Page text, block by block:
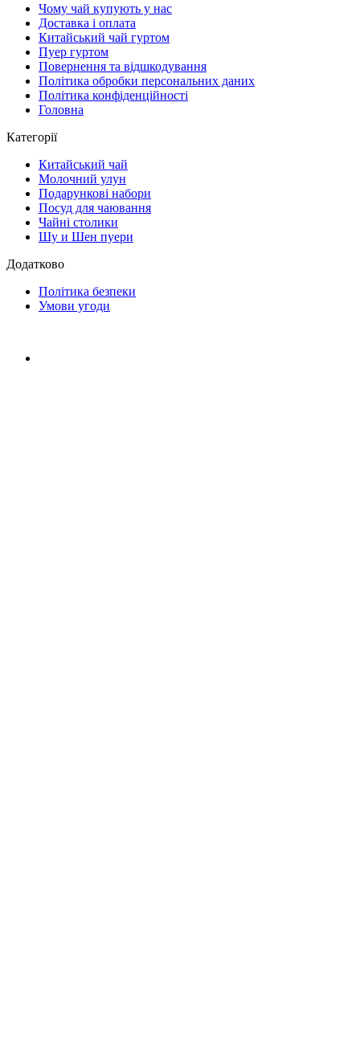
Чому чай купують у нас
Доставка і оплата
Китайський чай гуртом
Пуер гуртом
Повернення та відшкодування
Політика обробки персональних даних
Політика конфіденційності
Головна
Категорії
Китайський чай
Молочний улун
Подарункові набори
Посуд для чаювання
Чайні столики
Шу и Шен пуери
Додатково
Політика безпеки
Умови угоди